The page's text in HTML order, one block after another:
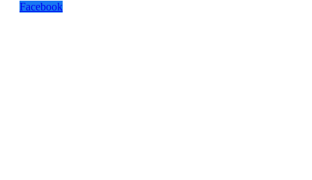
Facebook